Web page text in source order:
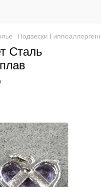
Подвески
Сталь